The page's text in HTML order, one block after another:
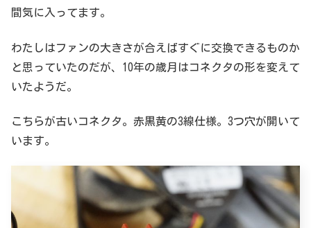
間気に入ってます。
わたしはファンの大きさが合えばすぐに交換できるものか
と思っていたのだが、10年の歳月はコネクタの形を変えて
いたようだ。
こちらが古いコネクタ。赤黒黄の3線仕様。3つ穴が開いて
います。